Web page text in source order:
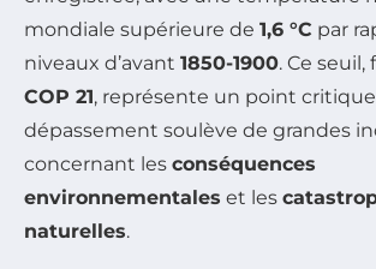
mondiale supérieure de 1,6 °C par
niveaux d’avant 1850-1900. Ce seuil,
COP 21, représente un point
dépassement soulève de grandes
concernant les conséquences
environnementales et les
naturelles.